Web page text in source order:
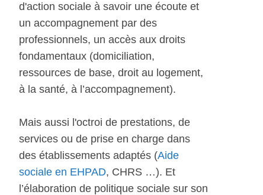
d'action sociale à savoir une écoute et
un accompagnement par des
professionnels, un accès aux droits
fondamentaux (domiciliation,
ressources de base, droit au logement,
à la santé, à l’accompagnement).
Mais aussi l'octroi de prestations, de
services ou de prise en charge dans
des établissements adaptés (Aide
sociale en EHPAD, CHRS …). Et
l’élaboration de politique sociale sur son